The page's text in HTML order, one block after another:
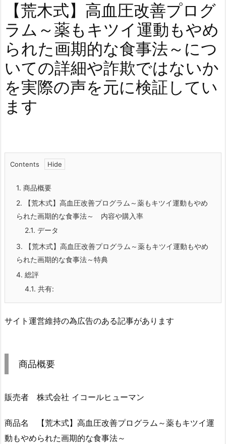
【荒木式】高血圧改善プログ
ラム～薬もキツイ運動もやめ
られた画期的な食事法～につ
いての詳細や詐欺ではないか
を実際の声を元に検証してい
ます
Contents
1. 商品概要
2. 【荒木式】高血圧改善プログラム～薬もキツイ運動もやめ
られた画期的な食事法～ 内容や購入率
2.1. データ
3. 【荒木式】高血圧改善プログラム～薬もキツイ運動もやめ
られた画期的な食事法～特典
4. 総評
4.1. 共有:
サイト運営維持の為広告のある記事があります
商品概要
販売者 株式会社 イコールヒューマン
商品名 【荒木式】高血圧改善プログラム～薬もキツイ運
動もやめられた画期的な食事法～